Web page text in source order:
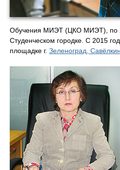
Обучения МИЭТ (ЦКО МИЭТ), по
Студенческом городке. С 2015
площадке г. Зеленоград,